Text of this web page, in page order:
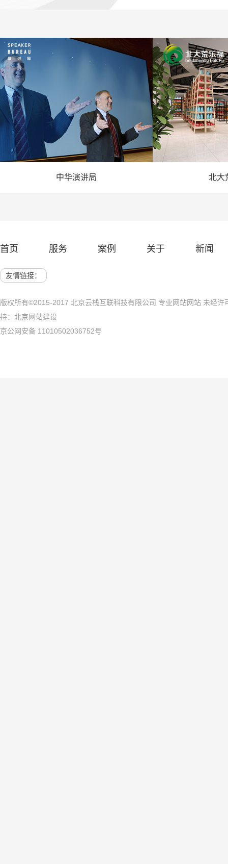
网站建设 展示网站
中华演讲局 北大
首页 服务 案例 关于 新闻
友情链接：
版权所有©2015-2017 北京云栈互联科技有限公司 专业网站网站 未经许
持： 北京网站建设
京公网安备 11010502036752号